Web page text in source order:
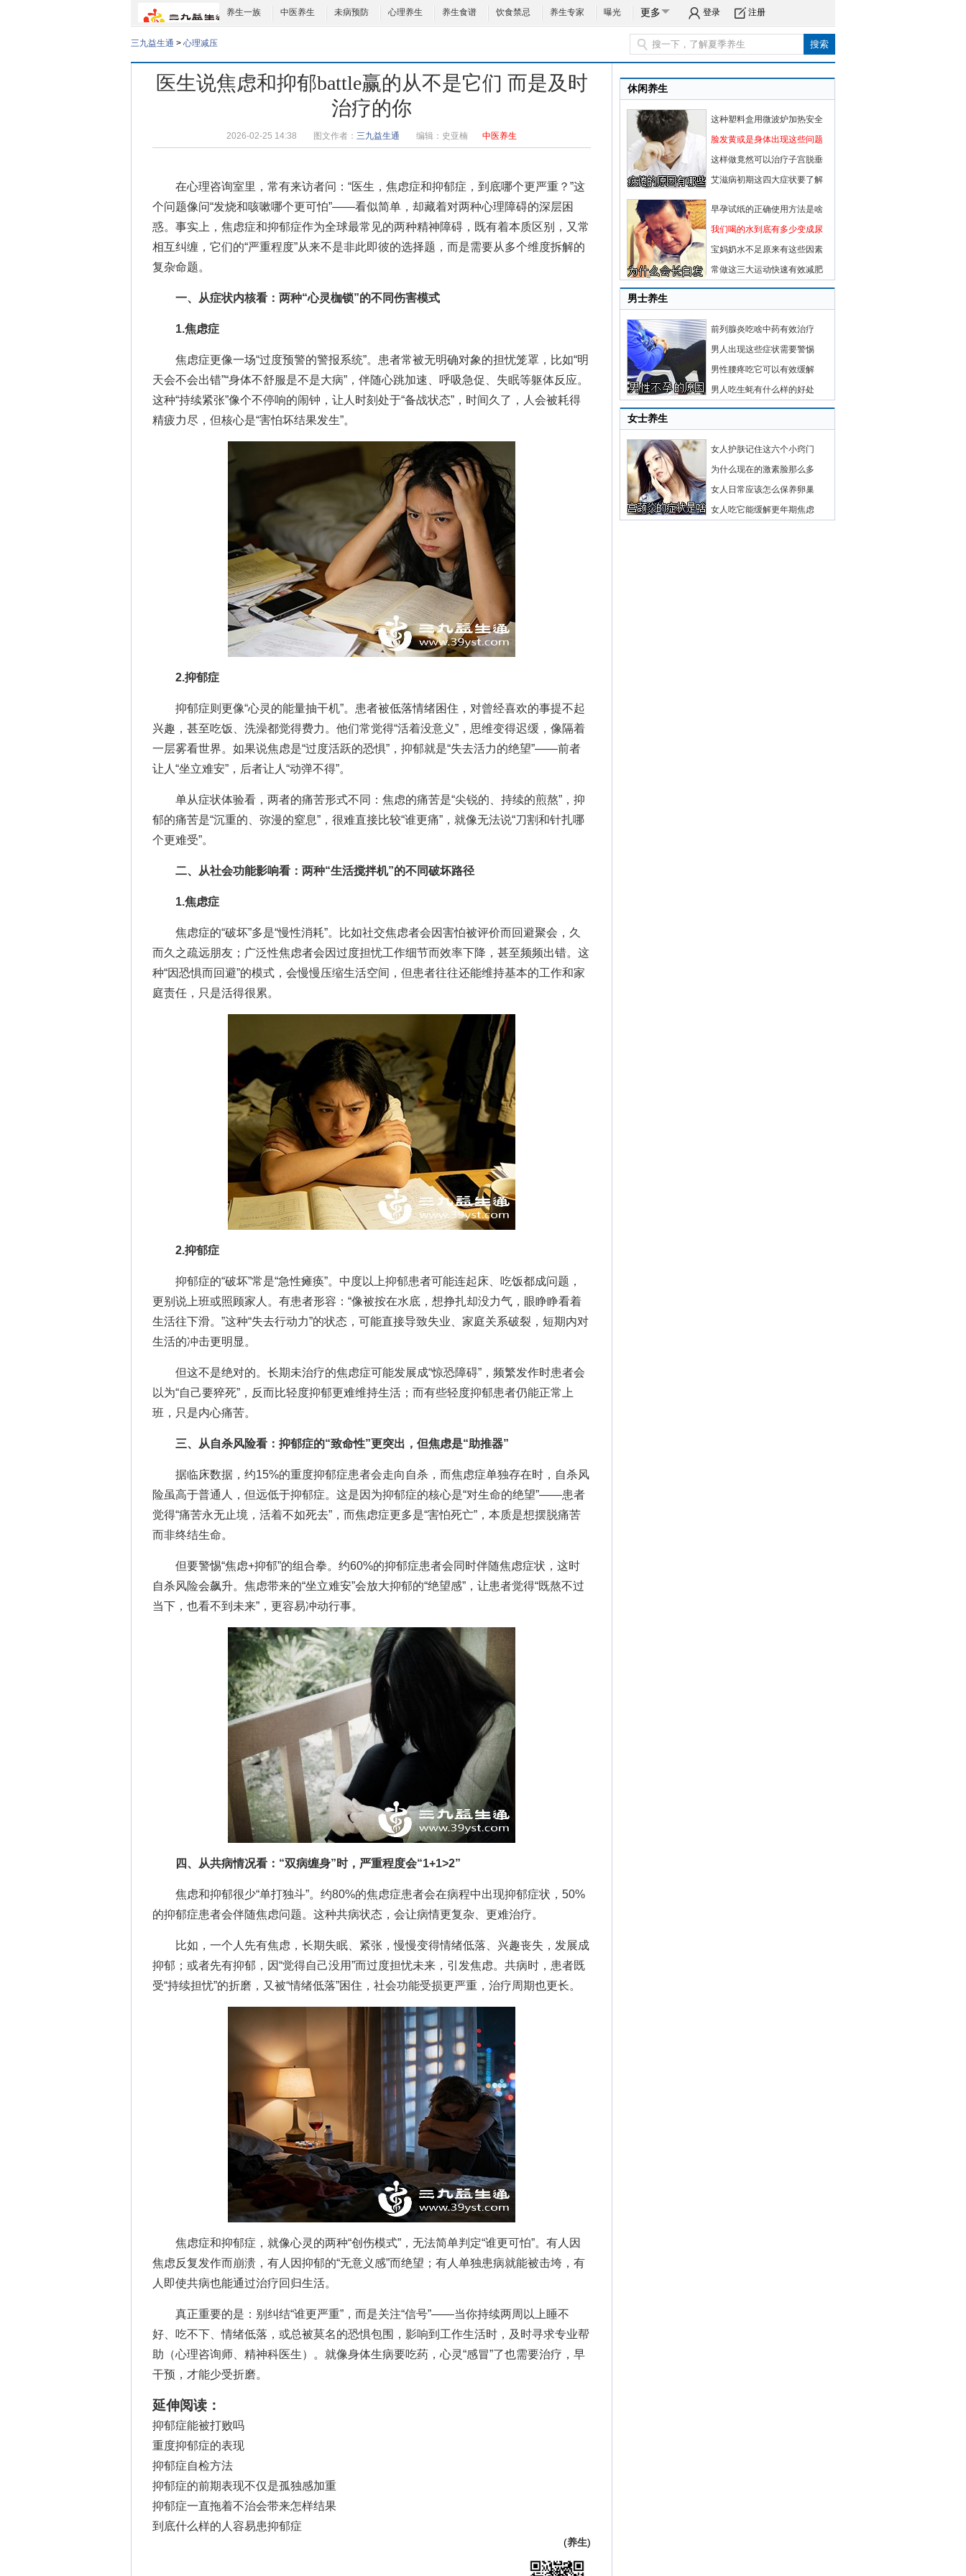
养生一族 中医养生 未病预防 心理养生 养生食谱 饮食禁忌 养生专家 曝光 更多 登录 注册
三九益生通 > 心理减压
医生说焦虑和抑郁battle赢的从不是它们 而是及时
治疗的你
2026-02-25 14:38 图文作者： 三九益生通 编辑： 史亚楠 中医养生
在心理咨询室里，常有来访者问：“医生，焦虑症和抑郁症，到底哪个更严重？”这
个问题像问“发烧和咳嗽哪个更可怕”——看似简单，却藏着对两种心理障碍的深层困
惑。事实上，焦虑症和抑郁症作为全球最常见的两种精神障碍，既有着本质区别，又常
相互纠缠，它们的“严重程度”从来不是非此即彼的选择题，而是需要从多个维度拆解的
复杂命题。
一、从症状内核看：两种“心灵枷锁”的不同伤害模式
1.焦虑症
焦虑症更像一场“过度预警的警报系统”。患者常被无明确对象的担忧笼罩，比如“明
天会不会出错”“身体不舒服是不是大病”，伴随心跳加速、呼吸急促、失眠等躯体反应。
这种“持续紧张”像个不停响的闹钟，让人时刻处于“备战状态”，时间久了，人会被耗得
精疲力尽，但核心是“害怕坏结果发生”。
2.抑郁症
抑郁症则更像“心灵的能量抽干机”。患者被低落情绪困住，对曾经喜欢的事提不起
兴趣，甚至吃饭、洗澡都觉得费力。他们常觉得“活着没意义”，思维变得迟缓，像隔着
一层雾看世界。如果说焦虑是“过度活跃的恐惧”，抑郁就是“失去活力的绝望”——前者
让人“坐立难安”，后者让人“动弹不得”。
单从症状体验看，两者的痛苦形式不同：焦虑的痛苦是“尖锐的、持续的煎熬”，抑
郁的痛苦是“沉重的、弥漫的窒息”，很难直接比较“谁更痛”，就像无法说“刀割和针扎哪
个更难受”。
二、从社会功能影响看：两种“生活搅拌机”的不同破坏路径
1.焦虑症
焦虑症的“破坏”多是“慢性消耗”。比如社交焦虑者会因害怕被评价而回避聚会，久
而久之疏远朋友；广泛性焦虑者会因过度担忧工作细节而效率下降，甚至频频出错。这
种“因恐惧而回避”的模式，会慢慢压缩生活空间，但患者往往还能维持基本的工作和家
庭责任，只是活得很累。
2.抑郁症
抑郁症的“破坏”常是“急性瘫痪”。中度以上抑郁患者可能连起床、吃饭都成问题，
更别说上班或照顾家人。有患者形容：“像被按在水底，想挣扎却没力气，眼睁睁看着
生活往下滑。”这种“失去行动力”的状态，可能直接导致失业、家庭关系破裂，短期内对
生活的冲击更明显。
但这不是绝对的。长期未治疗的焦虑症可能发展成“惊恐障碍”，频繁发作时患者会
以为“自己要猝死”，反而比轻度抑郁更难维持生活；而有些轻度抑郁患者仍能正常上
班，只是内心痛苦。
三、从自杀风险看：抑郁症的“致命性”更突出，但焦虑是“助推器”
据临床数据，约15%的重度抑郁症患者会走向自杀，而焦虑症单独存在时，自杀风
险虽高于普通人，但远低于抑郁症。这是因为抑郁症的核心是“对生命的绝望”——患者
觉得“痛苦永无止境，活着不如死去”，而焦虑症更多是“害怕死亡”，本质是想摆脱痛苦
而非终结生命。
但要警惕“焦虑+抑郁”的组合拳。约60%的抑郁症患者会同时伴随焦虑症状，这时
自杀风险会飙升。焦虑带来的“坐立难安”会放大抑郁的“绝望感”，让患者觉得“既熬不过
当下，也看不到未来”，更容易冲动行事。
四、从共病情况看：“双病缠身”时，严重程度会“1+1>2”
焦虑和抑郁很少“单打独斗”。约80%的焦虑症患者会在病程中出现抑郁症状，50%
的抑郁症患者会伴随焦虑问题。这种共病状态，会让病情更复杂、更难治疗。
比如，一个人先有焦虑，长期失眠、紧张，慢慢变得情绪低落、兴趣丧失，发展成
抑郁；或者先有抑郁，因“觉得自己没用”而过度担忧未来，引发焦虑。共病时，患者既
受“持续担忧”的折磨，又被“情绪低落”困住，社会功能受损更严重，治疗周期也更长。
焦虑症和抑郁症，就像心灵的两种“创伤模式”，无法简单判定“谁更可怕”。有人因
焦虑反复发作而崩溃，有人因抑郁的“无意义感”而绝望；有人单独患病就能被击垮，有
人即使共病也能通过治疗回归生活。
真正重要的是：别纠结“谁更严重”，而是关注“信号”——当你持续两周以上睡不
好、吃不下、情绪低落，或总被莫名的恐惧包围，影响到工作生活时，及时寻求专业帮
助（心理咨询师、精神科医生）。就像身体生病要吃药，心灵“感冒”了也需要治疗，早
干预，才能少受折磨。
延伸阅读：
抑郁症能被打败吗
重度抑郁症的表现
抑郁症自检方法
抑郁症的前期表现不仅是孤独感加重
抑郁症一直拖着不治会带来怎样结果
到底什么样的人容易患抑郁症
(养生)
休闲养生
这种塑料盒用微波炉加热安全
脸发黄或是身体出现这些问题
这样做竟然可以治疗子宫脱垂
艾滋病初期这四大症状要了解
早孕试纸的正确使用方法是啥
我们喝的水到底有多少变成尿
宝妈奶水不足原来有这些因素
常做这三大运动快速有效减肥
男士养生
前列腺炎吃啥中药有效治疗
男人出现这些症状需要警惕
男性腰疼吃它可以有效缓解
男人吃生蚝有什么样的好处
女士养生
女人护肤记住这六个小窍门
为什么现在的激素脸那么多
女人日常应该怎么保养卵巢
女人吃它能缓解更年期焦虑